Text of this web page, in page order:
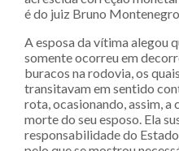
é do juiz Bruno
A esposa da vítima alegou
somente ocorreu em
buracos na rodovia, os
transitavam em sentido
rota, ocasionando, assim, a
morte do seu esposo. Ela
responsabilidade do